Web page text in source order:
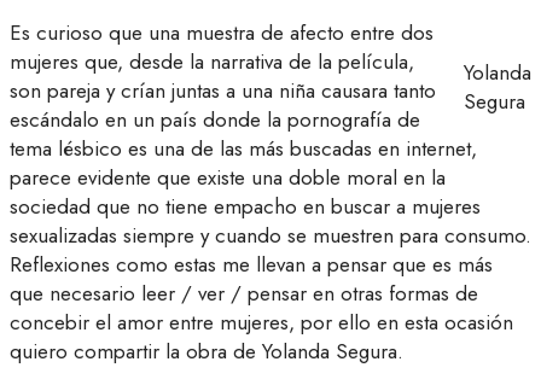
Yolanda
Segura
Es curioso que una muestra de afecto entre dos
mujeres que, desde la narrativa de la película,
son pareja y crían juntas a una niña causara tanto
escándalo en un país donde la pornografía de
tema lésbico es una de las más buscadas en internet,
parece evidente que existe una doble moral en la
sociedad que no tiene empacho en buscar a mujeres
sexualizadas siempre y cuando se muestren para consumo.
Reflexiones como estas me llevan a pensar que es más
que necesario leer / ver / pensar en otras formas de
concebir el amor entre mujeres, por ello en esta ocasión
quiero compartir la obra de Yolanda Segura.